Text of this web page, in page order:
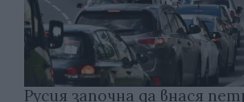
Русия започна да внася